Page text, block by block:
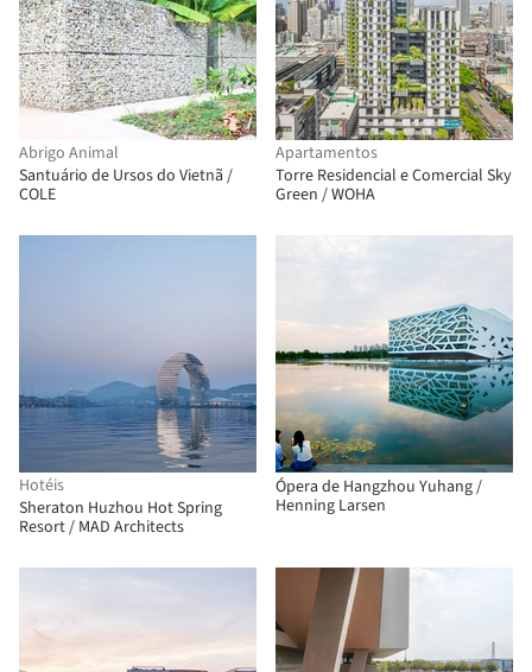
Abrigo Animal
Santuário de Ursos do Vietnã /
COLE
Apartamentos
Torre Residencial e Comercial Sky
Green / WOHA
Hotéis
Sheraton Huzhou Hot Spring
Resort / MAD Architects
Ópera de Hangzhou Yuhang /
Henning Larsen